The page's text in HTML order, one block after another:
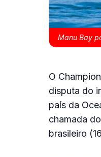
Manu Bay
O
disputa do
país da
chamada
brasileiro